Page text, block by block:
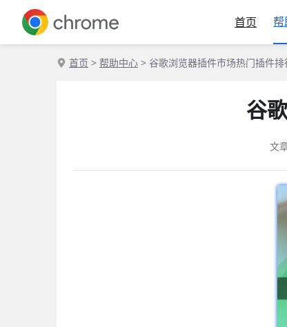
首页 帮
首页 > 帮助中心 > 谷歌浏览器插件市场热门插件
谷
文